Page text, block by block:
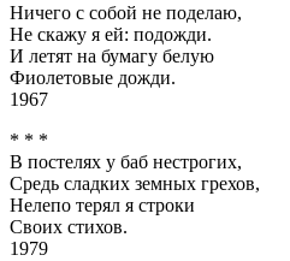
Ничего с собой не поделаю,
Не скажу я ей: подожди.
И летят на бумагу белую
Фиолетовые дожди.
1967
* * *
В постелях у баб нестрогих,
Средь сладких земных грехов,
Нелепо терял я строки
Своих стихов.
1979